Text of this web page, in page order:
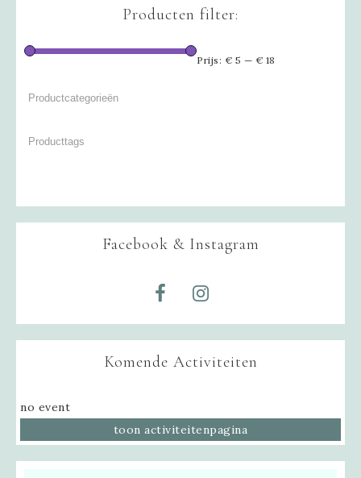
Producten filter:
Prijs: € 5 — € 18
Facebook & Instagram
Komende Activiteiten
no event
toon activiteitenpagina